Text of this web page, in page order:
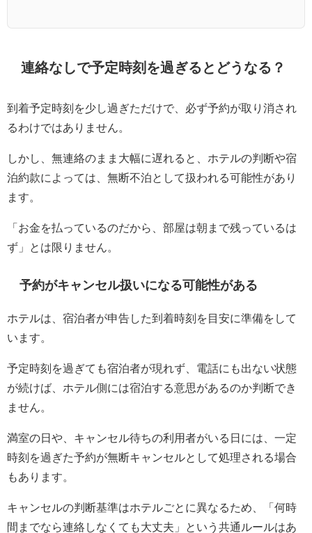
連絡なしで予定時刻を過ぎるとどうなる？
到着予定時刻を少し過ぎただけで、必ず予約が取り消され
るわけではありません。
しかし、無連絡のまま大幅に遅れると、ホテルの判断や宿
泊約款によっては、無断不泊として扱われる可能性があり
ます。
「お金を払っているのだから、部屋は朝まで残っているは
ず」とは限りません。
予約がキャンセル扱いになる可能性がある
ホテルは、宿泊者が申告した到着時刻を目安に準備をして
います。
予定時刻を過ぎても宿泊者が現れず、電話にも出ない状態
が続けば、ホテル側には宿泊する意思があるのか判断でき
ません。
満室の日や、キャンセル待ちの利用者がいる日には、一定
時刻を過ぎた予約が無断キャンセルとして処理される場合
もあります。
キャンセルの判断基準はホテルごとに異なるため、「何時
間までなら連絡しなくても大丈夫」という共通ルールはあ